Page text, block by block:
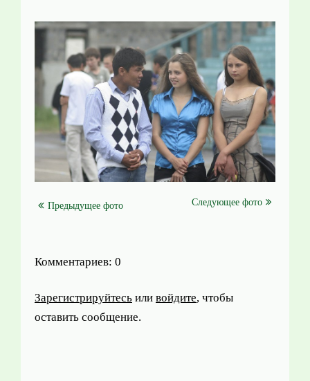
Предыдущее фото Следующее фото
Комментариев: 0
Зарегистрируйтесь или войдите, чтобы
оставить сообщение.